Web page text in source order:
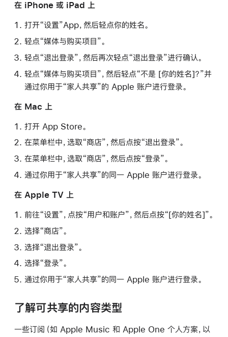
在 iPhone 或 iPad 上
打开“设置”App，然后轻点你的姓名。
轻点“媒体与购买项目”。
轻点“退出登录”，然后再次轻点“退出登录”进行确认。
轻点“媒体与购买项目”，然后轻点“不是 [你的姓名]？”并
通过你用于“家人共享”的 Apple 账户进行登录。
在 Mac 上
打开 App Store。
在菜单栏中，选取“商店”，然后点按“退出登录”。
在菜单栏中，选取“商店”，然后点按“登录”。
通过你用于“家人共享”的同一 Apple 账户进行登录。
在 Apple TV 上
前往“设置”，点按“用户和账户”，然后点按“[你的姓名]”。
选择“商店”。
选择“退出登录”。
选择“登录”。
通过你用于“家人共享”的同一 Apple 账户进行登录。
了解可共享的内容类型
一些订阅（如 Apple Music 和 Apple One 个人方案，以